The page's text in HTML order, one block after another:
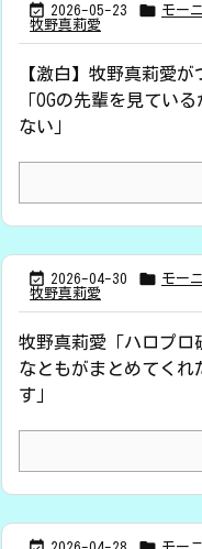
 2026-05-23  モー
牧野真莉愛
【激白】牧野真莉愛
「OGの先輩を見てい
ない」
 2026-04-30  モー
牧野真莉愛
牧野真莉愛「ハロプロ
なともがまとめてくれ
す」